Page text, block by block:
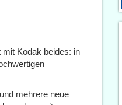
Kodak beides: in
mehrere neue